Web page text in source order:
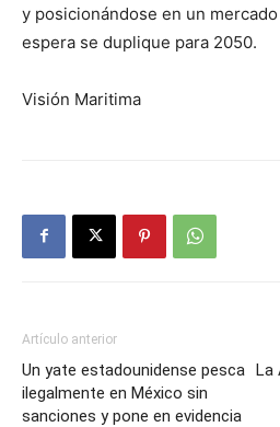
y posicionándose en un
espera se duplique para 2050.
Visión Maritima
Artículo anterior
Un yate estadounidense pesca
ilegalmente en México sin
sanciones y pone en evidencia
La